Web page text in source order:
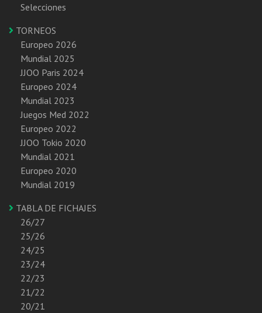
Selecciones
TORNEOS
Europeo 2026
Mundial 2025
JJOO Paris 2024
Europeo 2024
Mundial 2023
Juegos Med 2022
Europeo 2022
JJOO Tokio 2020
Mundial 2021
Europeo 2020
Mundial 2019
TABLA DE FICHAJES
26/27
25/26
24/25
23/24
22/23
21/22
20/21